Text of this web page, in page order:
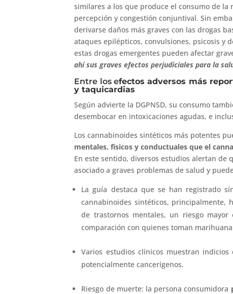
similares a los que produce el consumo de
percepción y congestión conjuntival. Sin
derivarse daños más graves con las drogas
ataques epilépticos, convulsiones, psicosis y
estas drogas emergentes pueden afectar
ahí sus graves efectos perjudiciales para la
Entre los efectos adversos más
y taquicardias
Según advierte la DGPNSD, su consumo
desembocar en intoxicaciones agudas, e
Los cannabinoides sintéticos más potentes
mentales, físicos y conductuales que el
En este sentido, diversos estudios alertan de
asociado a graves problemas de salud y
La guía destaca que se han registrado
cannabinoides sintéticos, principalmente,
de trastornos mentales, un riesgo
comparación con quienes toman
Varios estudios clínicos muestran
potencialmente cancerígenos.
Riesgo de muerte: la persona consumidora